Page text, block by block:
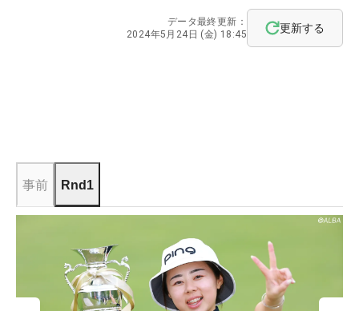
データ最終更新：
2024年5月24日 (金) 18:45
更新する
事前 Rnd1